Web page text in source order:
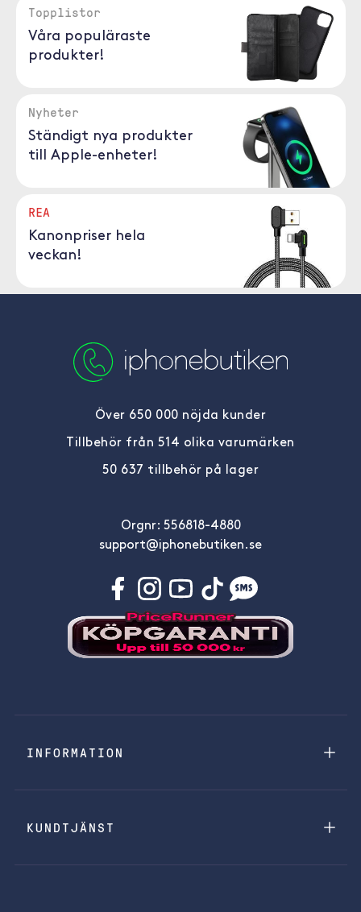
Topplistor
Våra populäraste
produkter!
Nyheter
Ständigt nya produkter
till Apple-enheter!
REA
Kanonpriser hela
veckan!
Över 650 000 nöjda kunder
Tillbehör från 514 olika varumärken
50 637 tillbehör på lager
Orgnr: 556818-4880
support@iphonebutiken.se
INFORMATION
KUNDTJÄNST